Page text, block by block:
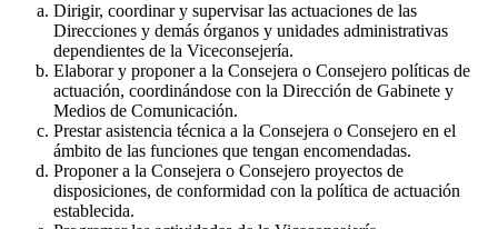
Dirigir, coordinar y supervisar las actuaciones de las
Direcciones y demás órganos y unidades administrativas
dependientes de la Viceconsejería.
Elaborar y proponer a la Consejera o Consejero políticas de
actuación, coordinándose con la Dirección de Gabinete y
Medios de Comunicación.
Prestar asistencia técnica a la Consejera o Consejero en el
ámbito de las funciones que tengan encomendadas.
Proponer a la Consejera o Consejero proyectos de
disposiciones, de conformidad con la política de actuación
establecida.